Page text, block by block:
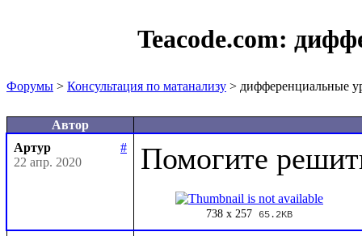
Teacode.com:
Форумы > Консультация по матанализу > дифференциальные
Автор
Артур
#
22 апр. 2020
738 x 257 65.2KB